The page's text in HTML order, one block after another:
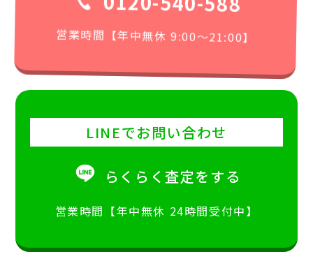
営業時間【年中無休 9:00〜21:00】
LINEでお問い合わせ
らくらく査定をする
営業時間【年中無休 24時間受付中】